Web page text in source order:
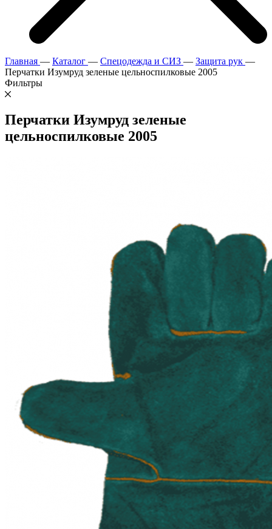
Главная — Каталог — Спецодежда и СИЗ — Защита рук —
Перчатки Изумруд зеленые цельноспилковые 2005
Фильтры
Перчатки Изумруд зеленые
цельноспилковые 2005